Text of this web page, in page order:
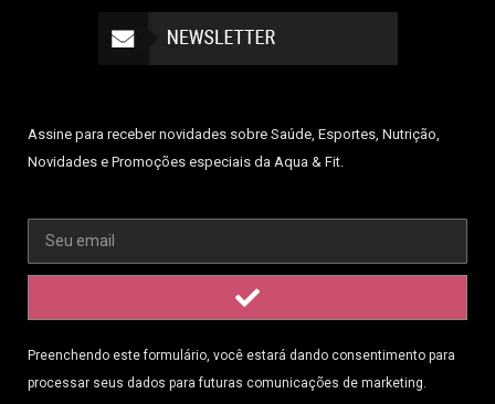
Assine para receber novidades sobre Saúde, Esportes, Nutrição,
Novidades e Promoções especiais da Aqua & Fit.
Preenchendo este formulário, você estará dando consentimento para
processar seus dados para futuras comunicações de marketing.